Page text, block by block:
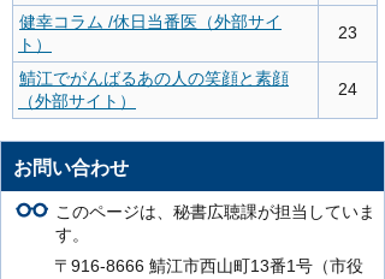
健幸コラム /休日当番医（外部サイ
ト）
23
鯖江でがんばるあの人の笑顔と素顔
（外部サイト）
24
お問い合わせ
このページは、秘書広聴課が担当していま
す。
〒916-8666 鯖江市西山町13番1号（市役